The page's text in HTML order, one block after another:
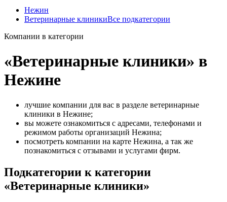
Нежин
Ветеринарные клиникиВсе подкатегории
Компании в категории
«Ветеринарные клиники» в
Нежине
лучшие компании для вас в разделе ветеринарные
клиники в Нежине;
вы можете ознакомиться с адресами, телефонами и
режимом работы организаций Нежина;
посмотреть компании на карте Нежина, а так же
познакомиться с отзывами и услугами фирм.
Подкатегории к категории
«Ветеринарные клиники»